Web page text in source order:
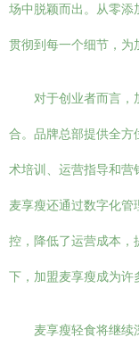
场中脱颖而出。从零添
贯彻到每一个细节，为
对于创业者而言，
合。品牌总部提供全方
术培训、运营指导和营
麦享瘦还通过数字化
控，降低了运营成本，
下，加盟麦享瘦成为许
麦享瘦轻食将继续